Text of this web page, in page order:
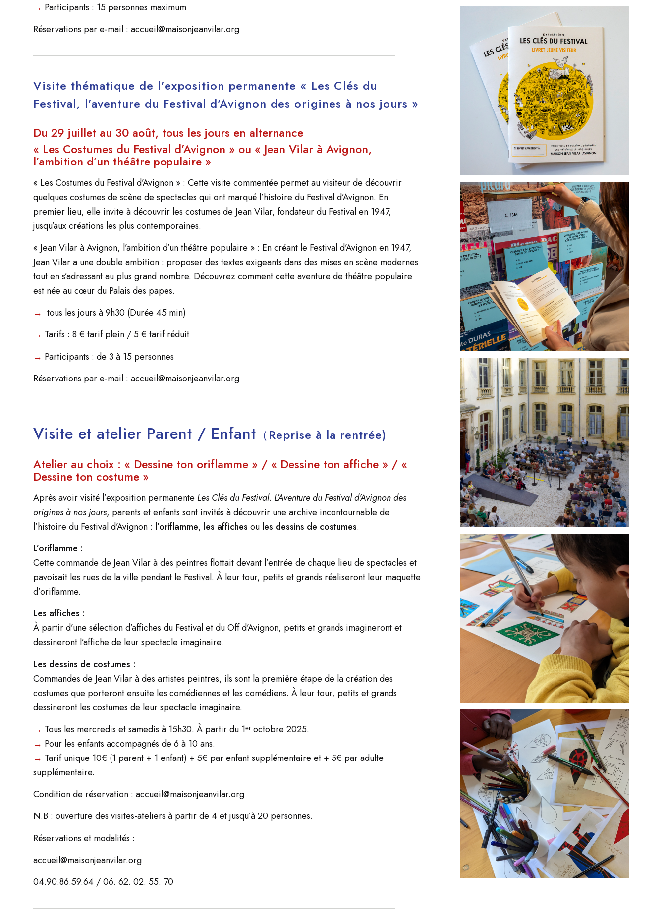
→ Participants : 15 personnes maximum
Réservations par e-mail : accueil@maisonjeanvilar.org
Visite thématique de l’exposition permanente « Les Clés du
Festival, l’aventure du Festival d’Avignon des origines à nos jours »
Du 29 juillet au 30 août, tous les jours en alternance
« Les Costumes du Festival d’Avignon » ou « Jean Vilar à Avignon,
l’ambition d’un théâtre populaire »
« Les Costumes du Festival d’Avignon » : Cette visite commentée permet au visiteur de découvrir
quelques costumes de scène de spectacles qui ont marqué l’histoire du Festival d’Avignon. En
premier lieu, elle invite à découvrir les costumes de Jean Vilar, fondateur du Festival en 1947,
jusqu’aux créations les plus contemporaines.
« Jean Vilar à Avignon, l’ambition d’un théâtre populaire » : En créant le Festival d’Avignon en 1947,
Jean Vilar a une double ambition : proposer des textes exigeants dans des mises en scène modernes
tout en s’adressant au plus grand nombre. Découvrez comment cette aventure de théâtre populaire
est née au cœur du Palais des papes.
→ tous les jours à 9h30 (Durée 45 min)
→ Tarifs : 8 € tarif plein / 5 € tarif réduit
→ Participants : de 3 à 15 personnes
Réservations par e-mail : accueil@maisonjeanvilar.org
Visite et atelier Parent / Enfant （Reprise à la rentrée)
Atelier au choix : « Dessine ton oriflamme » / « Dessine ton affiche » / «
Dessine ton costume »
Après avoir visité l’exposition permanente Les Clés du Festival. L’Aventure du Festival d’Avignon des
origines à nos jours, parents et enfants sont invités à découvrir une archive incontournable de
l’histoire du Festival d’Avignon : l’oriflamme, les affiches ou les dessins de costumes.
L’oriflamme :
Cette commande de Jean Vilar à des peintres flottait devant l’entrée de chaque lieu de spectacles et
pavoisait les rues de la ville pendant le Festival. À leur tour, petits et grands réaliseront leur maquette
d’oriflamme.
Les affiches :
À partir d’une sélection d’affiches du Festival et du Off d’Avignon, petits et grands imagineront et
dessineront l’affiche de leur spectacle imaginaire.
Les dessins de costumes :
Commandes de Jean Vilar à des artistes peintres, ils sont la première étape de la création des
costumes que porteront ensuite les comédiennes et les comédiens. À leur tour, petits et grands
dessineront les costumes de leur spectacle imaginaire.
→ Tous les mercredis et samedis à 15h30. À partir du 1ᵉʳ octobre 2025.
→ Pour les enfants accompagnés de 6 à 10 ans.
→ Tarif unique 10€ (1 parent + 1 enfant) + 5€ par enfant supplémentaire et + 5€ par adulte
supplémentaire.
Condition de réservation : accueil@maisonjeanvilar.org
N.B : ouverture des visites-ateliers à partir de 4 et jusqu’à 20 personnes.
Réservations et modalités :
accueil@maisonjeanvilar.org
04.90.86.59.64 / 06. 62. 02. 55. 70